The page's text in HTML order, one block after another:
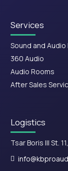
Services
Sound and
360 Audio
Audio Rooms
After Sales
Logistics
Tsar Boris III St.